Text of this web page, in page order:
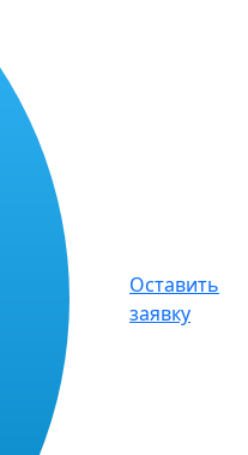
Оставить
заявку